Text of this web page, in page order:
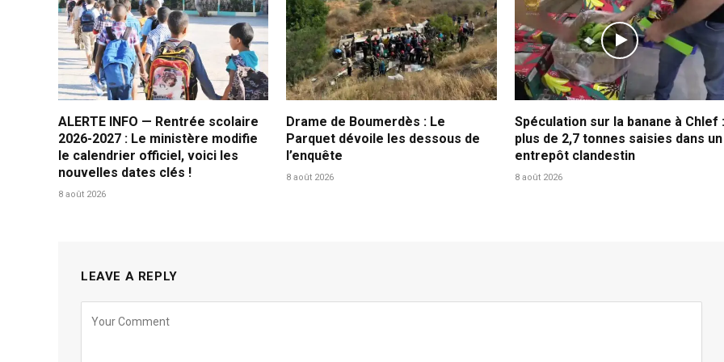
ALERTE INFO — Rentrée scolaire
2026-2027 : Le ministère modifie
le calendrier officiel, voici les
nouvelles dates clés !
8 août 2026
Drame de Boumerdès : Le
Parquet dévoile les dessous de
l’enquête
8 août 2026
Spéculation sur la banane à Chlef :
plus de 2,7 tonnes saisies dans un
entrepôt clandestin
8 août 2026
LEAVE A REPLY